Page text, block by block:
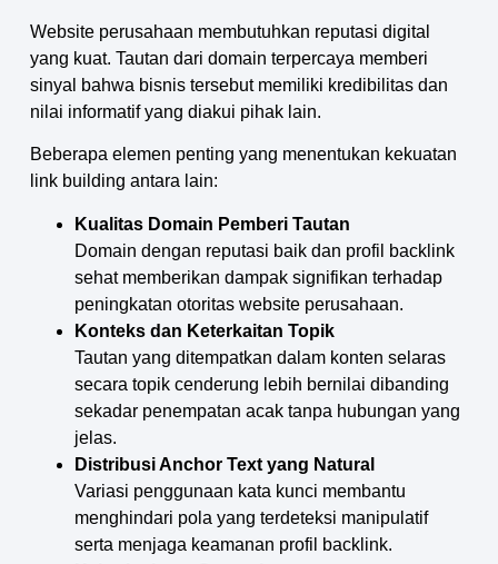
Website perusahaan membutuhkan reputasi digital
yang kuat. Tautan dari domain terpercaya memberi
sinyal bahwa bisnis tersebut memiliki kredibilitas dan
nilai informatif yang diakui pihak lain.
Beberapa elemen penting yang menentukan kekuatan
link building antara lain:
Kualitas Domain Pemberi Tautan
Domain dengan reputasi baik dan profil backlink
sehat memberikan dampak signifikan terhadap
peningkatan otoritas website perusahaan.
Konteks dan Keterkaitan Topik
Tautan yang ditempatkan dalam konten selaras
secara topik cenderung lebih bernilai dibanding
sekadar penempatan acak tanpa hubungan yang
jelas.
Distribusi Anchor Text yang Natural
Variasi penggunaan kata kunci membantu
menghindari pola yang terdeteksi manipulatif
serta menjaga keamanan profil backlink.